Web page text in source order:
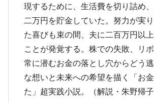
現するために、生活費を切り詰め
二万円を貯金していた。努力が実
た喜びも束の間、夫に二百万円以
ことが発覚する。株での失敗、リ
常に潜むお金の落とし穴からどう
な想いと未来への希望を描く「お
た」超実践小説。（解説・朱野帰子